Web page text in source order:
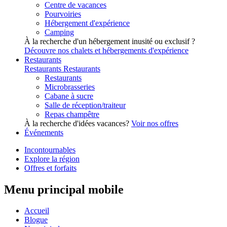
Centre de vacances
Pourvoiries
Hébergement d'expérience
Camping
À la recherche d'un hébergement inusité ou exclusif ?
Découvre nos chalets et hébergements d'expérience
Restaurants
Restaurants Restaurants
Restaurants
Microbrasseries
Cabane à sucre
Salle de réception/traiteur
Repas champêtre
À la recherche d'idées vacances? Voir nos offres
Événements
Incontournables
Explore la région
Offres et forfaits
Menu principal mobile
Accueil
Blogue